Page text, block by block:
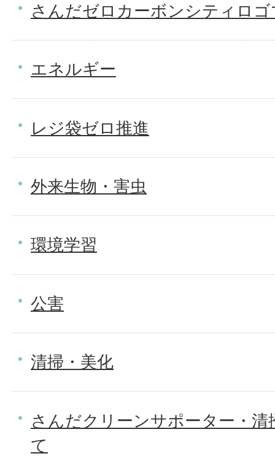
さんだゼロカーボンシティロ
エネルギー
レジ袋ゼロ推進
外来生物・害虫
環境学習
公害
清掃・美化
さんだクリーンサポーター・
て